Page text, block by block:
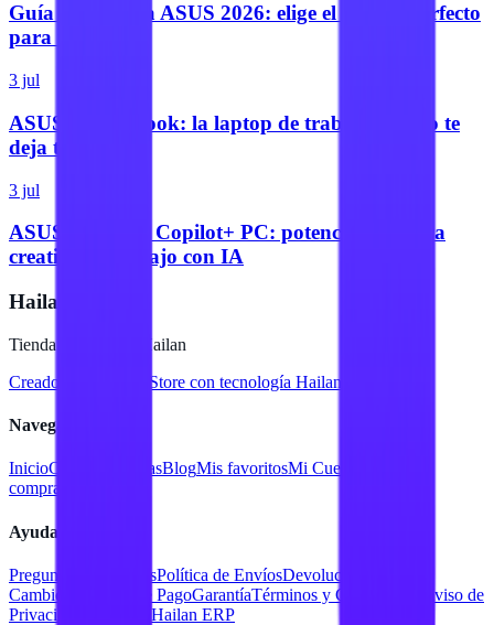
Guía de compra ASUS 2026: elige el equipo perfecto
para ti
3 jul
ASUS ExpertBook: la laptop de trabajo que no te
deja tirado
3 jul
ASUS ProArt y Copilot+ PC: potencia real para
creativos y trabajo con IA
Hailan Store
Tienda en línea de Hailan
Creado para
Hailan Store con tecnología Hailan ERP
Navegación
InicioCatálogo MarcasBlogMis favoritosMi Cuenta
compra
Ayuda
Preguntas FrecuentesPolítica de EnvíosDevoluciones y
Cambios
Métodos de PagoGarantíaTérminos y Condiciones
Aviso de
Privacidad
Servicios Hailan ERP